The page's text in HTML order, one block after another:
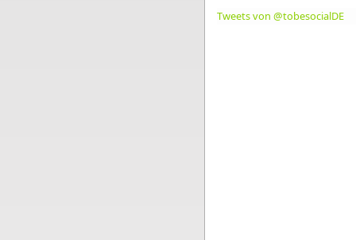
Tweets von @tobesocialDE